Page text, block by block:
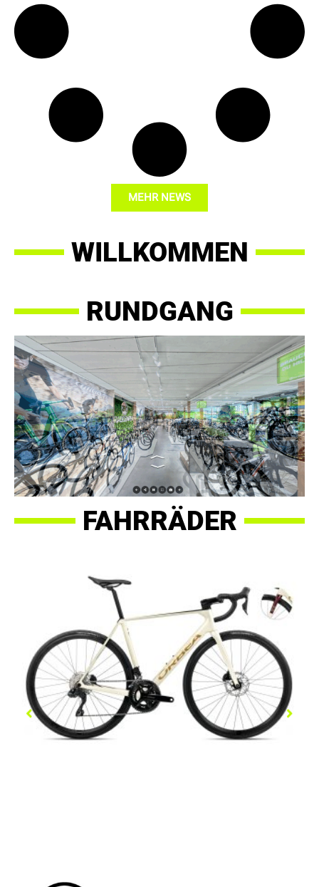
MEHR NEWS
WILLKOMMEN
RUNDGANG
FAHRRÄDER
ORCA M30I